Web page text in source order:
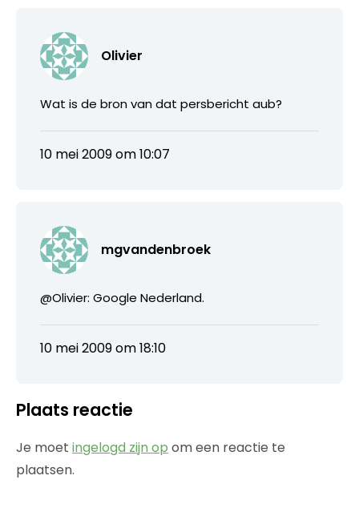
Olivier
Wat is de bron van dat persbericht aub?
10 mei 2009 om 10:07
mgvandenbroek
@Olivier: Google Nederland.
10 mei 2009 om 18:10
Plaats reactie
Je moet ingelogd zijn op om een reactie te
plaatsen.